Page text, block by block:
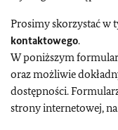
Prosimy skorzystać w
kontaktowego.
W poniższym
oraz możliwie
dostępności.
strony internetowej,